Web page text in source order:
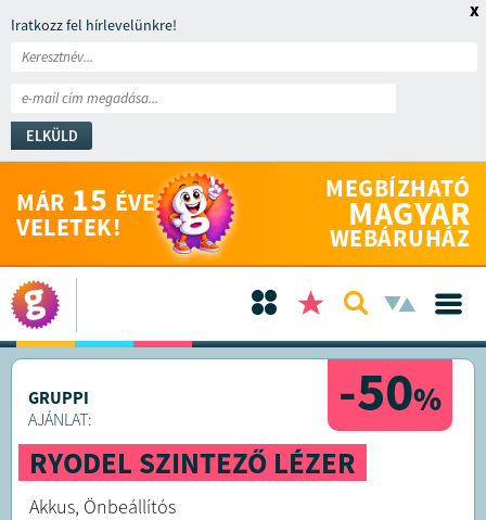
Iratkozz fel hírlevelünkre!
ELKÜLD
x
MÁR 15 ÉVE
VELETEK!
MEGBÍZHATÓ
MAGYAR
WEBÁRUHÁZ
-50%
GRUPPI
AJÁNLAT:
RYODEL SZINTEZŐ LÉZER
Akkus, Önbeállítós